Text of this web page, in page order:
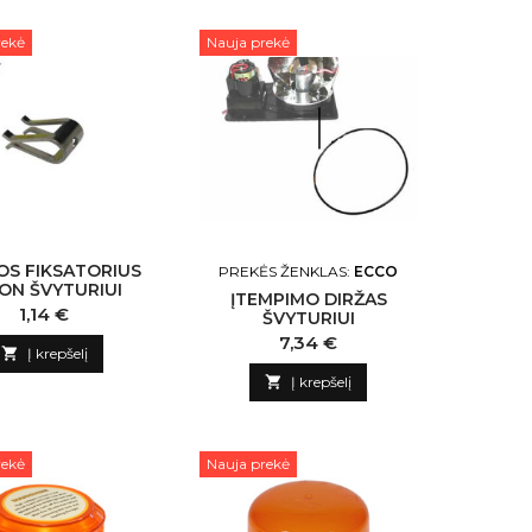
FIKSATORIUS
ŠVYTURIUI
Kaina
1,14 €
 Į krepšelį
Nauja prekė
PREKĖS ŽENKLAS: ECCO
ĮTEMPIMO DIRŽAS
ŠVYTURIUI
Kaina
7,34 €
 Į krepšelį
Nauja prekė